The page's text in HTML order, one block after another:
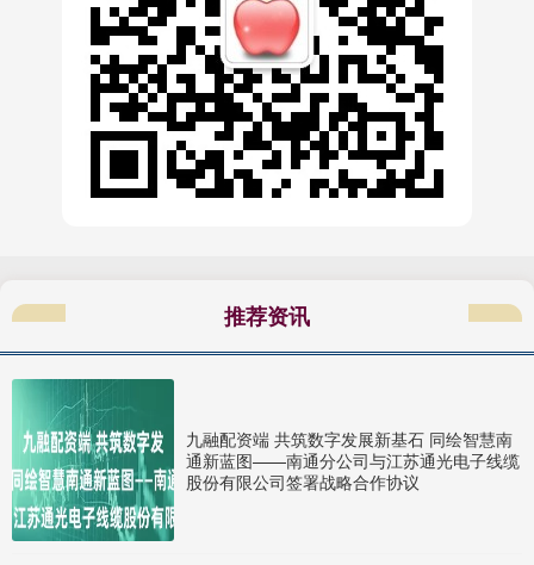
推荐资讯
九融配资端 共筑数字发展新基石 同绘智慧南
通新蓝图——南通分公司与江苏通光电子线缆
股份有限公司签署战略合作协议